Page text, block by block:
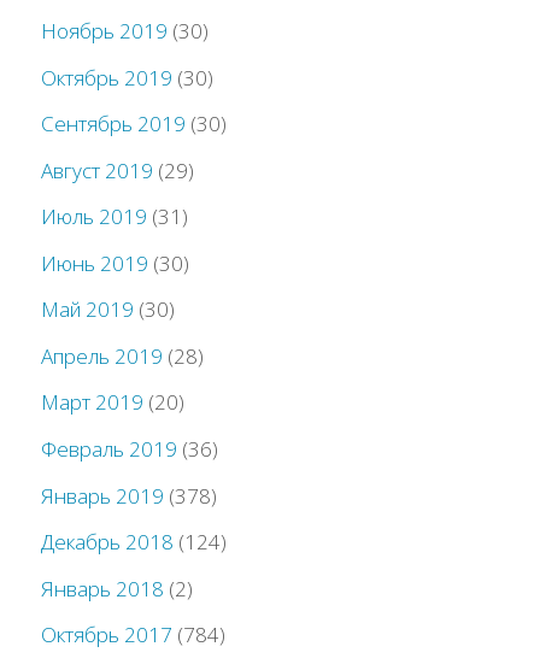
Ноябрь 2019 (30)
Октябрь 2019 (30)
Сентябрь 2019 (30)
Август 2019 (29)
Июль 2019 (31)
Июнь 2019 (30)
Май 2019 (30)
Апрель 2019 (28)
Март 2019 (20)
Февраль 2019 (36)
Январь 2019 (378)
Декабрь 2018 (124)
Январь 2018 (2)
Октябрь 2017 (784)